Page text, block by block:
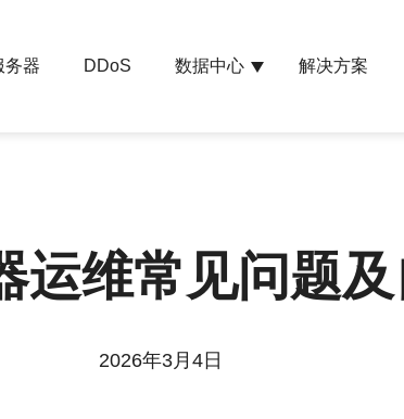
务器 DDoS 数据中心 解决方案
运维常见问题
2026年3月4日